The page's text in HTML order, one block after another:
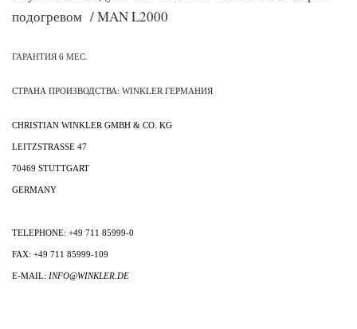
подогревом / MAN L2000
ГАРАНТИЯ 6 МЕС.
СТРАНА ПРОИЗВОДСТВА: WINKLER ГЕРМАНИЯ
CHRISTIAN WINKLER GMBH & CO. KG
LEITZSTRASSE 47
70469 STUTTGART
GERMANY
TELEPHONE: +49 711 85999-0
FAX: +49 711 85999-109
E-MAIL: INFO@WINKLER.DE